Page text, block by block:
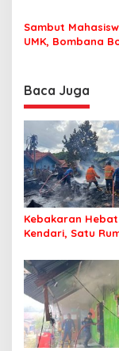
Perlu Lagi ke
Sambut
UMK, Bombana
Baca Juga
Kebakaran
Kendari, Satu